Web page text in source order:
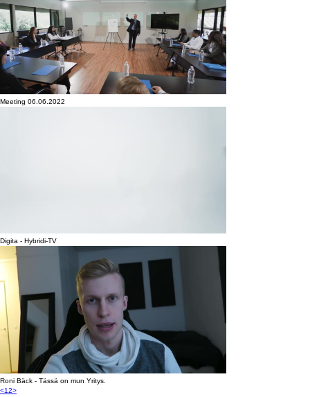
Meeting 06.06.2022
Digita - Hybridi-TV
Roni Bäck - Tässä on mun Yritys.
<12>